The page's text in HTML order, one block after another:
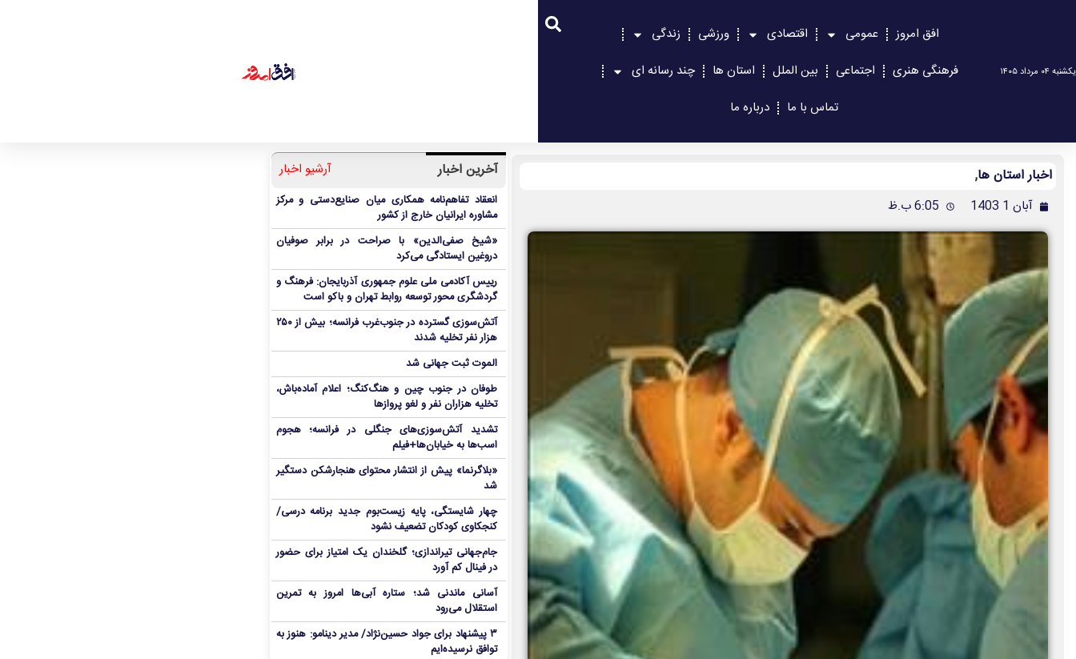
یکشنبه ۰۴ مرداد ۱۴۰۵
افق امروز عمومی اقتصادی ورزشی
زندگی
فرهنگی هنری
اجتماعی بین الملل استان ها
چند رسانه ای
تماس با ما
درباره ما
اخبار استان ها,
آبان 1 1403 6:05 ب.ظ
آخرین اخبار آرشیو اخبار
انعقاد تفاهم‌نامه همکاری میان صنایع‌دستی و مرکز
مشاوره ایرانیان خارج از کشور
«شیخ صفی‌الدین» با صراحت در برابر صوفیان
دروغین ایستادگی می‌کرد
رییس آکادمی ملی علوم جمهوری آذربایجان: فرهنگ و
گردشگری محور توسعه روابط تهران و باکو است
آتش‌سوزی گسترده در جنوب‌غرب فرانسه؛ بیش از ۲۵۰
هزار نفر تخلیه شدند
الموت ثبت جهانی شد
طوفان در جنوب چین و هنگ‌کنگ؛ اعلام آماده‌باش،
تخلیه هزاران نفر و لغو پروازها
تشدید آتش‌سوزی‌های جنگلی در فرانسه؛ هجوم
اسب‌ها به خیابان‌ها+فیلم
«بلاگرنما» پیش از انتشار محتوای هنجارشکن دستگیر
شد
چهار شایستگی، پایه زیست‌بوم جدید برنامه درسی/
کنجکاوی کودکان تضعیف نشود
جام‌جهانی تیراندازی؛ گلخندان یک امتیاز برای حضور
در فینال کم آورد
آسانی ماندنی شد؛ ستاره آبی‌ها امروز به تمرین
استقلال می‌رود
۳ پیشنهاد برای جواد حسین‌نژاد/ مدیر دینامو: هنوز به
توافق نرسیده‌ایم